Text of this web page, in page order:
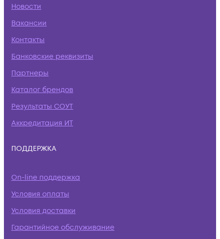
Новости
Вакансии
Контакты
Банковские реквизиты
Партнеры
Каталог брендов
Результаты СОУТ
Аккредитация ИТ
ПОДДЕРЖКА
On-line поддержка
Условия оплаты
Условия доставки
Гарантийное обслуживание